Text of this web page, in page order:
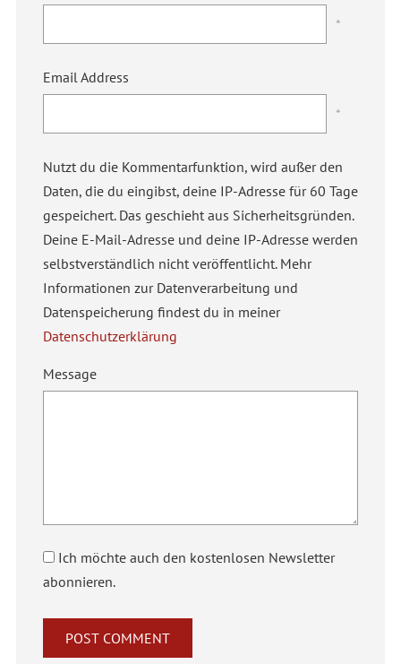
*
Email Address
*
Nutzt du die Kommentarfunktion, wird außer den
Daten, die du eingibst, deine IP-Adresse für 60 Tage
gespeichert. Das geschieht aus Sicherheitsgründen.
Deine E-Mail-Adresse und deine IP-Adresse werden
selbstverständlich nicht veröffentlicht. Mehr
Informationen zur Datenverarbeitung und
Datenspeicherung findest du in meiner
Datenschutzerklärung
Message
Ich möchte auch den kostenlosen Newsletter
abonnieren.